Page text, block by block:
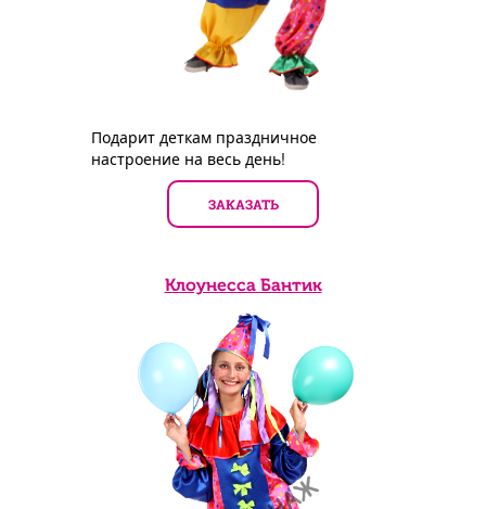
Подарит деткам праздничное
настроение на весь день!
ЗАКАЗАТЬ
Клоунесса Бантик